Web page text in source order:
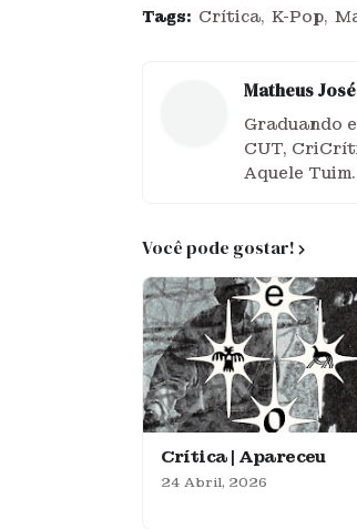
Tags: Crítica K-Pop
Matheus José
Graduando
CUT,
Aquele Tuim.
Você pode gostar!
Crítica | Apareceu
24 Abril, 2026